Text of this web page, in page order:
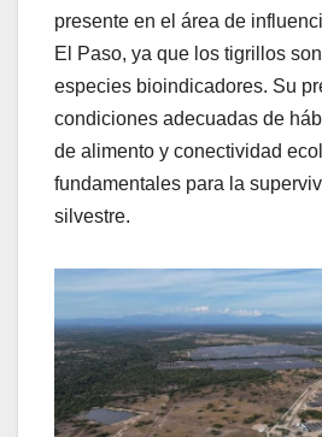
presente en el área de
El Paso, ya que los tigrillos
especies bioindicadores. Su
condiciones adecuadas de
de alimento y conectividad
fundamentales para la
silvestre.